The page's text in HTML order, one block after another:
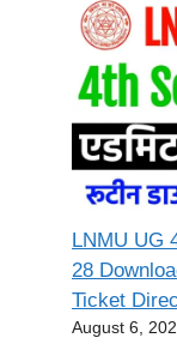
LNMU UG
28
Ticket
August 6,